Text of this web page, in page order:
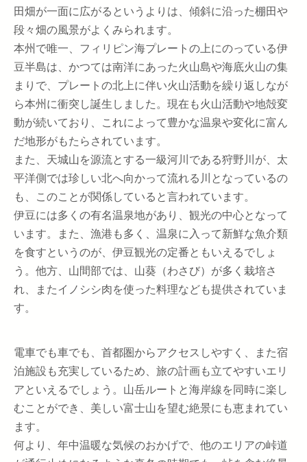
田畑が一面に広がるというよりは、傾斜に沿った棚田や
段々畑の風景がよくみられます。
本州で唯一、フィリピン海プレートの上にのっている伊
豆半島は、かつては南洋にあった火山島や海底火山の集
まりで、プレートの北上に伴い火山活動を繰り返しなが
ら本州に衝突し誕生しました。現在も火山活動や地殻変
動が続いており、これによって豊かな温泉や変化に富ん
だ地形がもたらされています。
また、天城山を源流とする一級河川である狩野川が、太
平洋側では珍しい北へ向かって流れる川となっているの
も、このことが関係していると言われています。
伊豆には多くの有名温泉地があり、観光の中心となって
います。また、漁港も多く、温泉に入って新鮮な魚介類
を食すというのが、伊豆観光の定番ともいえるでしょ
う。他方、山間部では、山葵（わさび）が多く栽培さ
れ、またイノシシ肉を使った料理なども提供されていま
す。
電車でも車でも、首都圏からアクセスしやすく、また宿
泊施設も充実しているため、旅の計画も立てやすいエリ
アといえるでしょう。山岳ルートと海岸線を同時に楽し
むことができ、美しい富士山を望む絶景にも恵まれてい
ます。
何より、年中温暖な気候のおかげで、他のエリアの峠道